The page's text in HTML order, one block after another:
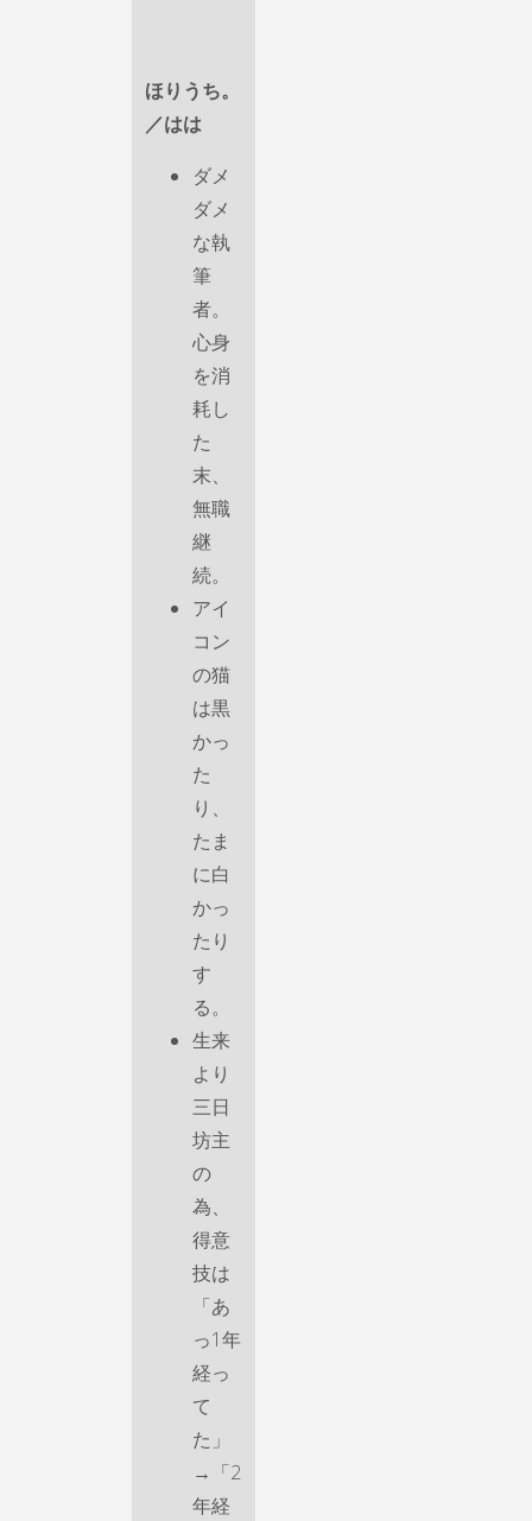
ほりうち。
／はは
ダメ
ダメ
な執
筆
者。
心身
を消
耗し
た
末、
無職
継
続。
アイ
コン
の猫
は黒
かっ
た
り、
たま
に白
かっ
たり
す
る。
生来
より
三日
坊主
の
為、
得意
技は
「あ
っ1年
経っ
て
た」
→「2
年経